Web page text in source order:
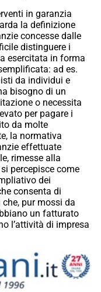
in garanzia
la definizione
concesse dalle
distinguere i
esercitata in forma
ad es.
da individui e
bisogno di un
o necessita
per pagare i
da molte
la normativa
effettuate
rimesse alla
percepisce come
dei
consenta di
pur mossi da
un fatturato
l’attività di impresa